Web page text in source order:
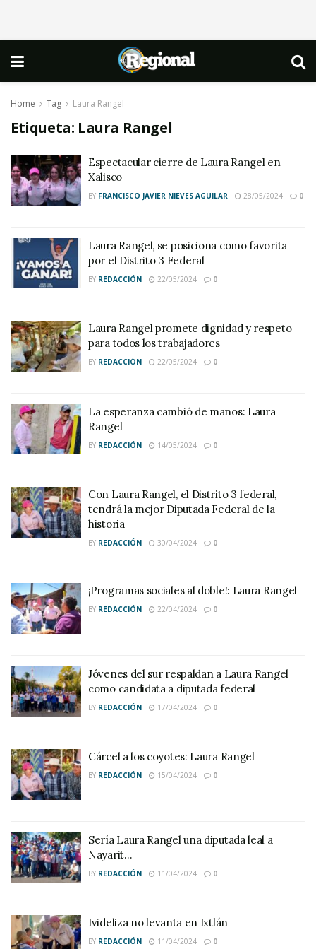
Home Tag Laura Rangel
Etiqueta: Laura Rangel
Espectacular cierre de Laura Rangel en
Xalisco
BY FRANCISCO JAVIER NIEVES AGUILAR 28/05/2024 0
Laura Rangel, se posiciona como favorita
por el Distrito 3 Federal
BY REDACCIÓN 22/05/2024 0
Laura Rangel promete dignidad y respeto
para todos los trabajadores
BY REDACCIÓN 22/05/2024 0
La esperanza cambió de manos: Laura
Rangel
BY REDACCIÓN 14/05/2024 0
Con Laura Rangel, el Distrito 3 federal,
tendrá la mejor Diputada Federal de la
historia
BY REDACCIÓN 30/04/2024 0
¡Programas sociales al doble!: Laura Rangel
BY REDACCIÓN 22/04/2024 0
Jóvenes del sur respaldan a Laura Rangel
como candidata a diputada federal
BY REDACCIÓN 17/04/2024 0
Cárcel a los coyotes: Laura Rangel
BY REDACCIÓN 15/04/2024 0
Sería Laura Rangel una diputada leal a
Nayarit…
BY REDACCIÓN 11/04/2024 0
Ivideliza no levanta en Ixtlán
BY REDACCIÓN 11/04/2024 0